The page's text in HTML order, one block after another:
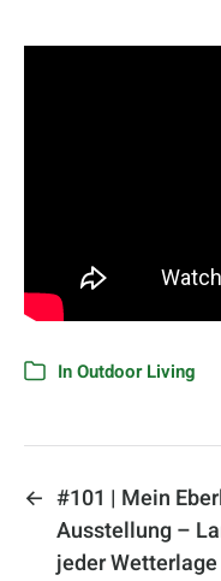
InOutdoor Living
← #101 | Mein
Ausstellung –
jeder Wetterlage